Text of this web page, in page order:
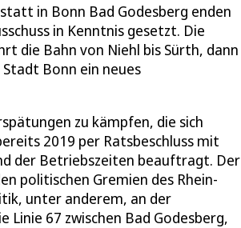
in Bonn Bad Godesberg enden
in Kenntnis gesetzt. Die
die Bahn von Niehl bis Sürth, dann
Bonn ein neues
zu kämpfen, die sich
2019 per Ratsbeschluss mit
der Betriebszeiten beauftragt. Der
politischen Gremien des Rhein-
unter anderem, an der
Linie 67 zwischen Bad Godesberg,